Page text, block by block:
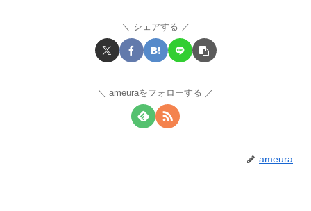
シェアする
ameuraをフォローする
ameura